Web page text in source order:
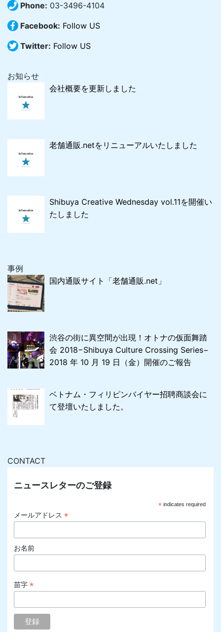
Phone: 03-3496-4104
Facebook: Follow US
Twitter: Follow US
お知らせ
会社概要を更新しました
老舗通販.netをリニューアルいたしました
Shibuya Creative Wednesday vol.11を開催い
たしました
事例
国内通販サイト「老舗通販.net」
渋谷の街に異空間が出現！オトナの仮面舞踏
会 2018−Shibuya Culture Crossing Series−
2018 年 10 月 19 日（金）開催のご報告
ベトナム・フィリピンバイヤー招聘商談会に
て登壇いたしました。
CONTACT
ニュースレターのご登録
*indicates required
メールアドレス *
お名前
苗字 *